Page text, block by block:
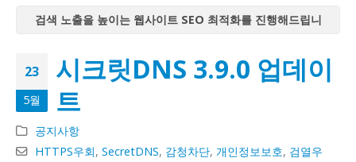
검색 노출을 높이는 웹사이트 SEO 최적화를 진행해드립니
검색 노출을 높이는 웹사이트 SEO 최적화를 진행해드립니
다
검색 노출을 높이는 웹사이트 SEO 최적화를 진행해드립니
검색 노출을 높이는 웹사이트 SEO 최적화를 진행해드립니
23
5월
시크릿DNS 3.9.0 업데이
트
공지사항
HTTPS우회,SecretDNS, 감청차단,개인정보보호, 검열우